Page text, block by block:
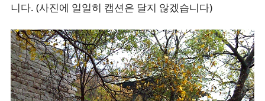
니다. (사진에 일일히 캡션은 달지 않겠습니다)